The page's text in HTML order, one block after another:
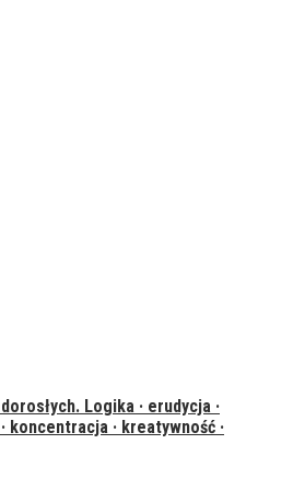
Logika · erudycja ·
koncentracja · kreatywność ·